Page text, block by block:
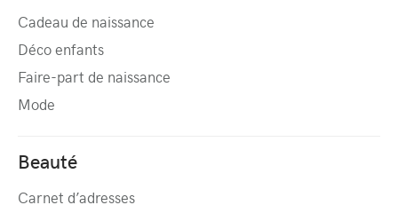
Cadeau de naissance
Déco enfants
Faire-part de naissance
Mode
Beauté
Carnet d’adresses